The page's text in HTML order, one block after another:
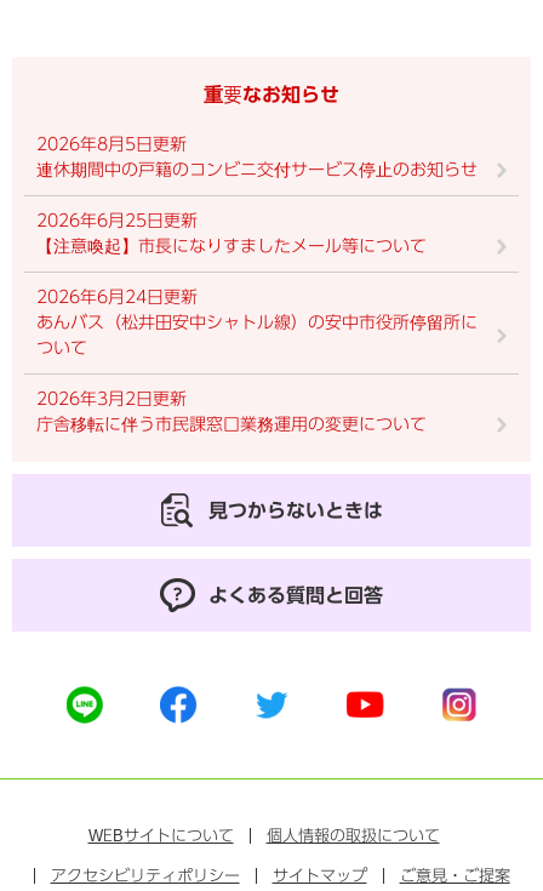
重要なお知らせ
2026年8月5日更新
連休期間中の戸籍のコンビニ交付サービス停止のお知らせ
2026年6月25日更新
【注意喚起】市長になりすましたメール等について
2026年6月24日更新
あんバス（松井田安中シャトル線）の安中市役所停留所に
ついて
2026年3月2日更新
庁舎移転に伴う市民課窓口業務運用の変更について
見つからないときは
よくある質問と回答
公
式
イ
公
式
ェ
ス
ッ
公
式
イ
タ
公
ー
ュ
ブ
公
式
ン
ラ
WEBサイトについて 個人情報の取扱について
アクセシビリティポリシー サイトマップ ご意見・ご提案